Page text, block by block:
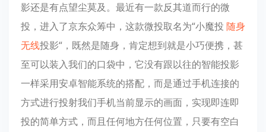
影还是有点望尘莫及。最近有一款反其道而行的微
投，进入了京东众筹中，这款微投取名为“小魔投 随身
无线投影“，既然是随身，肯定想到就是小巧便携，甚
至可以装入我们的口袋中，它没有跟以往的智能投影
一样采用安卓智能系统的搭配，而是通过手机连接的
方式进行投射我们手机当前显示的画面，实现即连即
投的简单方式，而且任何地方任何位置，只要有空白